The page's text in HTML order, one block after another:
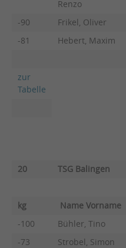
Renzo
-90 Frikel, Oliver
-81
Hebert, Maxim
zur
Tabelle
20 TSG Balingen
kg Name Vorname
-100
Bühler, Tino
-73
Strobel, Simon